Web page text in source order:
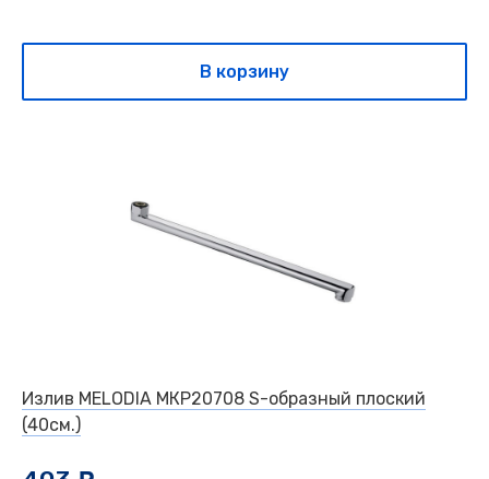
В корзину
Излив MELODIA МКР20708 S-образный плоский
(40см.)